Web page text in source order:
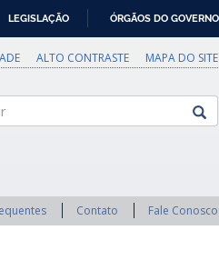
LEGISLAÇÃO ÓRGÃOS DO GOVERNO
ALTO CONTRASTE MAPA DO SITE
Contato Fale Conosco